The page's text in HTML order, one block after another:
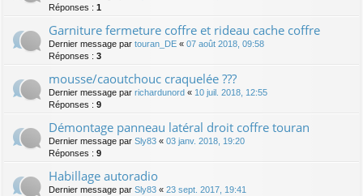
Réponses : 1
Garniture fermeture coffre et rideau cache coffre
Dernier message par touran_DE « 07 août 2018, 09:58
Réponses : 3
mousse/caoutchouc craquelée ???
Dernier message par richardunord « 10 juil. 2018, 12:55
Réponses : 9
Démontage panneau latéral droit coffre touran
Dernier message par Sly83 « 03 janv. 2018, 19:20
Réponses : 9
Habillage autoradio
Dernier message par Sly83 « 23 sept. 2017, 19:41